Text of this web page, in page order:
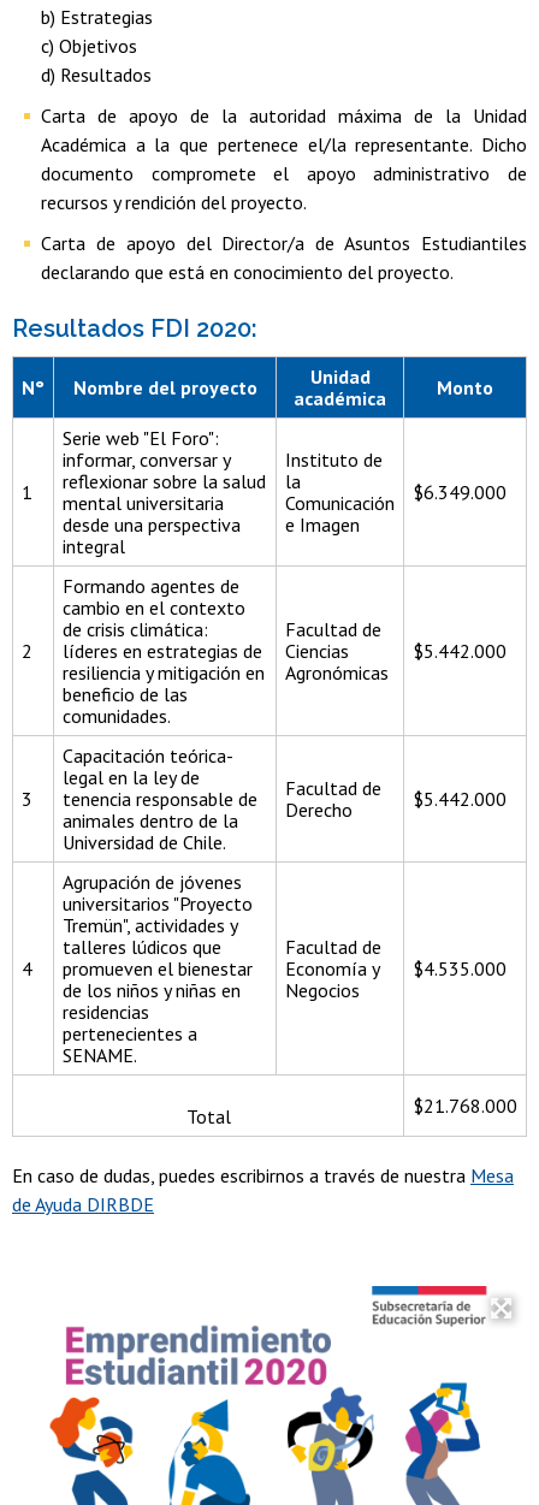
b) Estrategias
c) Objetivos
d) Resultados
Carta de apoyo de la autoridad máxima de la Unidad
Académica a la que pertenece el/la representante. Dicho
documento compromete el apoyo administrativo de
recursos y rendición del proyecto.
Carta de apoyo del Director/a de Asuntos Estudiantiles
declarando que está en conocimiento del proyecto.
Resultados FDI 2020:
N° Nombre del proyecto
Unidad
académica
Monto
1
Serie web "El Foro":
informar, conversar y
reflexionar sobre la salud
mental universitaria
desde una perspectiva
integral
Instituto de
la
Comunicación
e Imagen
$6.349.000
2
Formando agentes de
cambio en el contexto
de crisis climática:
líderes en estrategias de
resiliencia y mitigación en
beneficio de las
comunidades.
Facultad de
Ciencias
Agronómicas
$5.442.000
3
Capacitación teórica-
legal en la ley de
tenencia responsable de
animales dentro de la
Universidad de Chile.
Facultad de
Derecho
$5.442.000
4
Agrupación de jóvenes
universitarios "Proyecto
Tremün", actividades y
talleres lúdicos que
promueven el bienestar
de los niños y niñas en
residencias
pertenecientes a
SENAME.
Facultad de
Economía y
Negocios
$4.535.000
Total $21.768.000
En caso de dudas, puedes escribirnos a través de nuestra Mesa
de Ayuda DIRBDE